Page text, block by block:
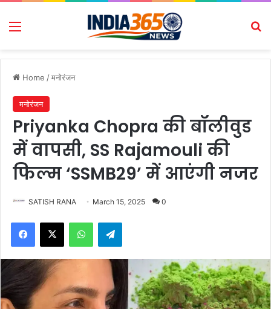
Menu
Home /मनोरंजन
मनोरंजन
Priyanka Chopra की बॉलीवुड
में वापसी, SS Rajamouli की
फिल्म ‘SSMB29’ में आएंगी नजर
SATISH RANA March 15, 2025 0
Facebook
X WhatsAppTelegram